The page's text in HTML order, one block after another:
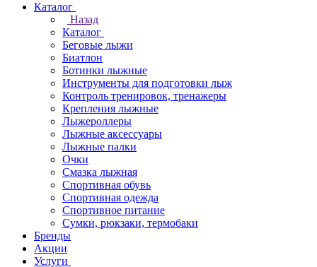
Каталог
Назад
Каталог
Беговые лыжи
Биатлон
Ботинки лыжные
Инструменты для подготовки лыж
Контроль тренировок, тренажеры
Крепления лыжные
Лыжероллеры
Лыжные аксессуары
Лыжные палки
Очки
Смазка лыжная
Спортивная обувь
Спортивная одежда
Спортивное питание
Сумки, рюкзаки, термобаки
Бренды
Акции
Услуги